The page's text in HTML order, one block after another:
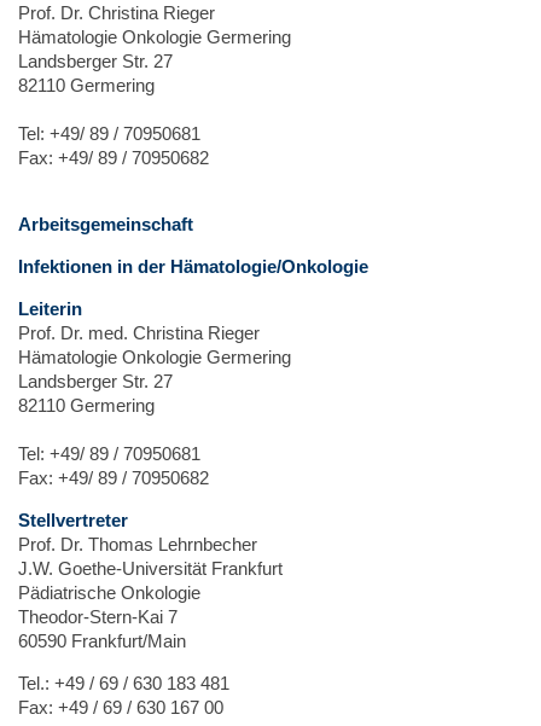
Prof. Dr. Christina Rieger
Hämatologie Onkologie Germering
Landsberger Str. 27
82110 Germering
Tel: +49/ 89 / 70950681
Fax: +49/ 89 / 70950682
Arbeitsgemeinschaft
Infektionen in der Hämatologie/Onkologie
Leiterin
Prof. Dr. med. Christina Rieger
Hämatologie Onkologie Germering
Landsberger Str. 27
82110 Germering
Tel: +49/ 89 / 70950681
Fax: +49/ 89 / 70950682
Stellvertreter
Prof. Dr. Thomas Lehrnbecher
J.W. Goethe-Universität Frankfurt
Pädiatrische Onkologie
Theodor-Stern-Kai 7
60590 Frankfurt/Main
Tel.: +49 / 69 / 630 183 481
Fax: +49 / 69 / 630 167 00